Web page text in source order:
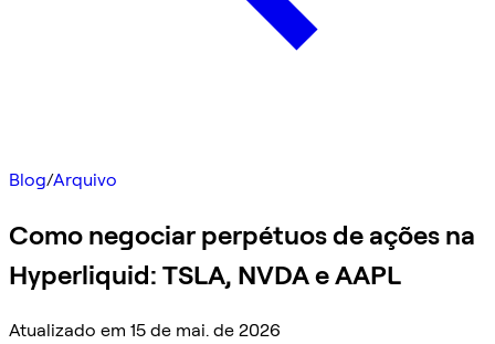
Blog/Arquivo
Como negociar perpétuos de ações na
Hyperliquid: TSLA, NVDA e AAPL
Atualizado em 15 de mai. de 2026